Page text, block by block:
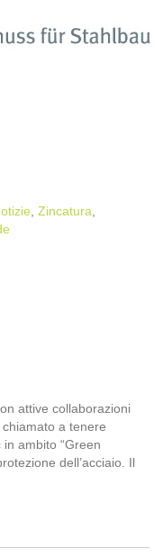
Zincatura
attive collaborazioni
a tenere
ambito “Green
dell’acciaio. Il